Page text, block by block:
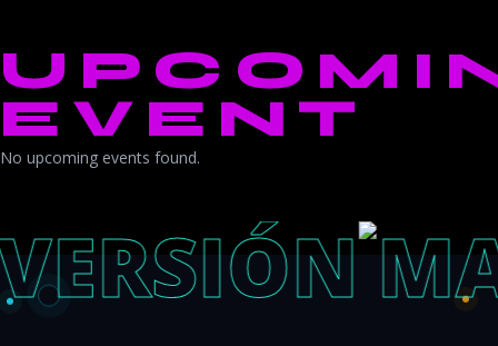
EVENT
No upcoming events found.
ZONA COLORADO MEDIA